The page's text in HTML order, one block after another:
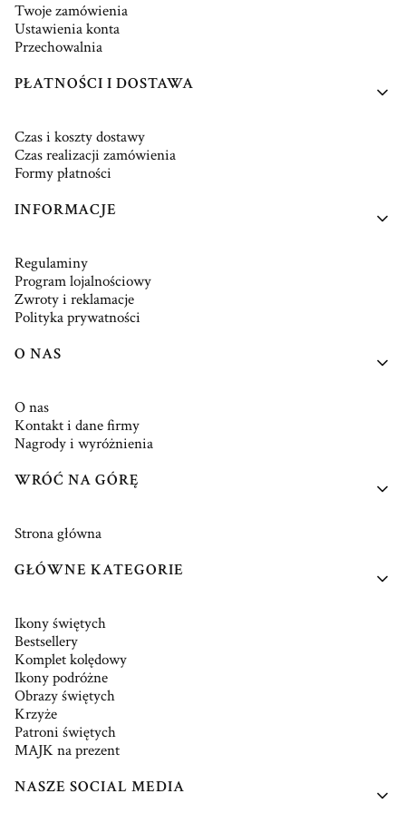
Twoje zamówienia
Ustawienia konta
Przechowalnia
PŁATNOŚCI I DOSTAWA
Czas i koszty dostawy
Czas realizacji zamówienia
Formy płatności
INFORMACJE
Regulaminy
Program lojalnościowy
Zwroty i reklamacje
Polityka prywatności
O NAS
O nas
Kontakt i dane firmy
Nagrody i wyróżnienia
WRÓĆ NA GÓRĘ
Strona główna
GŁÓWNE KATEGORIE
Ikony świętych
Bestsellery
Komplet kolędowy
Ikony podróżne
Obrazy świętych
Krzyże
Patroni świętych
MAJK na prezent
NASZE SOCIAL MEDIA